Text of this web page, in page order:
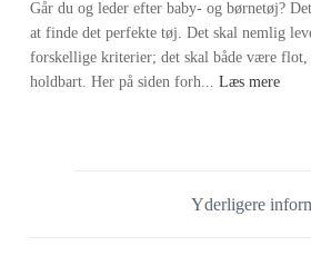
Går du og leder efter baby- og børnetøj?
at finde det perfekte tøj. Det skal nemlig
forskellige kriterier; det skal både være
holdbart. Her på siden forh... Læs mere
Yderligere